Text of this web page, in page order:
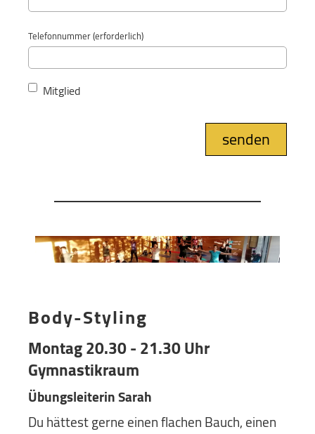
Telefonnummer (erforderlich)
Mitglied
Body-Styling
Montag 20.30 - 21.30 Uhr
Gymnastikraum
Übungsleiterin Sarah
Du hättest gerne einen flachen Bauch, einen